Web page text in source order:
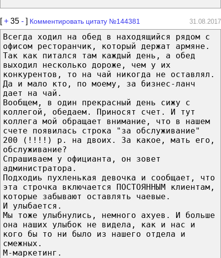
[+ 35 - ] Комментировать цитату №144381 31.08.2017
Всегда ходил на обед в находящийся рядом с
офисом ресторанчик, который держат армяне.
Так как питался там каждый день, а обед
выходил несколько дороже, чем у их
конкурентов, то на чай никогда не оставлял.
Да и мало кто, по моему, за бизнес-ланч
дает на чай.
Вообщем, в один прекрасный день сижу с
коллегой, обедаем. Приносят счет. И тут
коллега мой обращает внимание, что в нашем
счете появилась строка "за обслуживание"
200 (!!!!) р. на двоих. За какое, мать его,
обслуживание?
Спрашиваем у официанта, он зовет
администратора.
Подходиь пухленькая девочка и сообщает, что
эта строчка включается ПОСТОЯННЫМ клиентам,
которые забывают оставлять чаевые.
И улыбается.
Мы тоже улыбнулись, немного ахуев. И больше
она наших улыбок не видела, как и нас и
кого бы то ни было из нашего отдела и
смежных.
М-маркетинг.